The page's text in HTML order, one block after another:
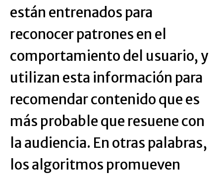
están entrenados para
reconocer patrones en el
comportamiento del usuario, y
utilizan esta información para
recomendar contenido que es
más probable que resuene con
la audiencia. En otras palabras,
los algoritmos promueven